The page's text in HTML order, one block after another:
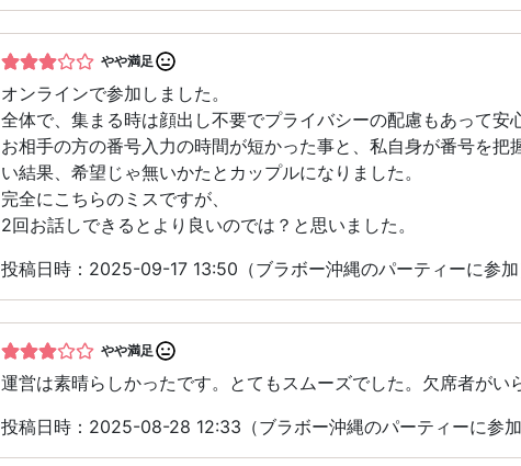
やや満足
オンラインで参加しました。
全体で、集まる時は顔出し不要でプライバシーの配慮もあって安
お相手の方の番号入力の時間が短かった事と、私自身が番号を
い結果、希望じゃ無いかたとカップルになりました。
完全にこちらのミスですが、
2回お話しできるとより良いのでは？と思いました。
投稿日時：2025-09-17 13:50（ブラボー沖縄のパーティーに参加
やや満足
運営は素晴らしかったです。とてもスムーズでした。欠席者がい
投稿日時：2025-08-28 12:33（ブラボー沖縄のパーティーに参加